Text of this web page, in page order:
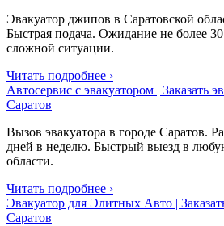
Эвакуатор джипов в Саратовской
Быстрая подача. Ожидание не более
сложной ситуации.
Читать подробнее ›
Автосервис с эвакуатором | Заказать
Саратов
Вызов эвакуатора в городе Саратов.
дней в неделю. Быстрый выезд в
области.
Читать подробнее ›
Эвакуатор для Элитных Авто |
Саратов